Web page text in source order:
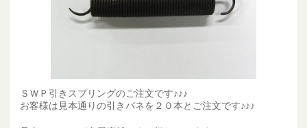
ＳＷＰ引きスプリングのご注文です♪♪♪
お客様は見本通りの引きバネを２０本とご注文です♪♪♪